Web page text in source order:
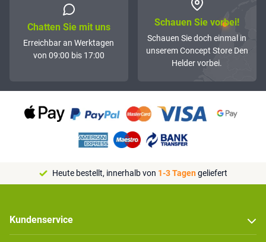
Chatten Sie mit uns
Erreichbar an Werktagen
von 09:00 bis 17:00
Schauen Sie vorbei!
Schauen Sie doch einmal in
unserem Concept Store Den
Helder vorbei.
Heute bestellt, innerhalb von 1-3 Tagengeliefert
Kundenservice